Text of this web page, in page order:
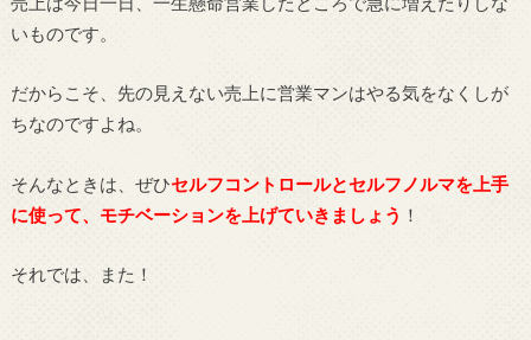
いものです。
だからこそ、先の見えない売上に営業マンはやる気をなくしが
ちなのですよね。
そんなときは、ぜひセルフコントロールとセルフノルマを上手
に使って、モチベーションを上げていきましょう ！
それでは、また！